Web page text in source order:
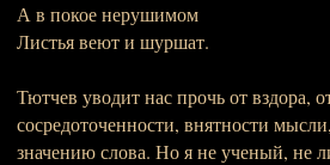
А в покое нерушимом
Листья веют и шуршат.
Тютчев уводит нас прочь от вздора,
сосредоточенности, внятности
значению слова. Но я не ученый, не